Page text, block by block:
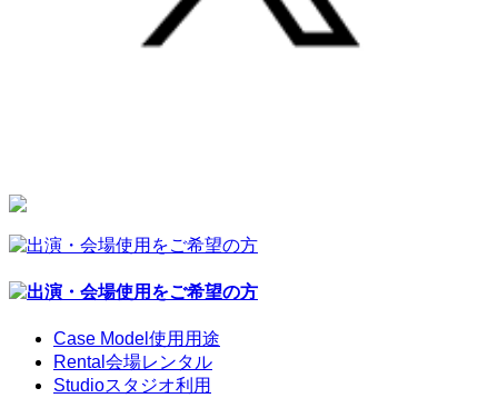
Case Model 使用用途
Rental 会場レンタル
Studioスタジオ利用